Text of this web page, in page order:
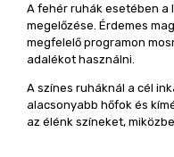
A fehér ruhák esetében a
megelőzése. Érdemes
megfelelő programon
adalékot használni.
A színes ruháknál a cél
alacsonyabb hőfok és
az élénk színeket,